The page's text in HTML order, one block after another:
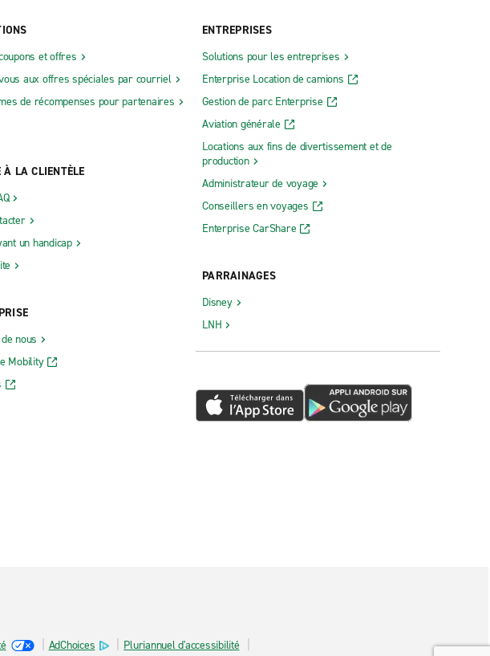
et offres
aux offres spéciales par courriel
de récompenses pour partenaires
À LA CLIENTÈLE
un handicap
nous
Mobility
ENTREPRISES
Solutions pour les entreprises
Enterprise Location de camions
Gestion de parc Enterprise
Aviation générale
Locations aux fins de divertissement et de
production
Administrateur de voyage
Conseillers en voyages
Enterprise CarShare
PARRAINAGES
Disney
LNH
AdChoices Pluriannuel d'accessibilité